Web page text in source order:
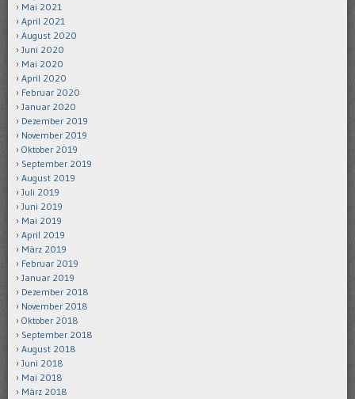
Mai 2021
April 2021
August 2020
Juni 2020
Mai 2020
April 2020
Februar 2020
Januar 2020
Dezember 2019
November 2019
Oktober 2019
September 2019
August 2019
Juli 2019
Juni 2019
Mai 2019
April 2019
März 2019
Februar 2019
Januar 2019
Dezember 2018
November 2018
Oktober 2018
September 2018
August 2018
Juni 2018
Mai 2018
März 2018